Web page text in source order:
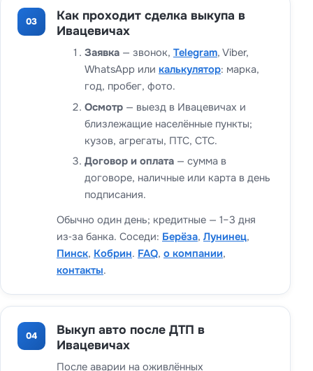
03
Как проходит сделка выкупа в
Ивацевичах
Заявка — звонок, Telegram, Viber,
WhatsApp или калькулятор: марка,
год, пробег, фото.
Осмотр — выезд в Ивацевичах и
близлежащие населённые пункты;
кузов, агрегаты, ПТС, СТС.
Договор и оплата — сумма в
договоре, наличные или карта в день
подписания.
Обычно один день; кредитные — 1–3 дня
из‑за банка. Соседи: Берёза, Лунинец,
Пинск, Кобрин. FAQ, о компании,
контакты.
04
Выкуп авто после ДТП в
Ивацевичах
После аварии на оживлённых